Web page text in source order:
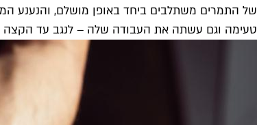
של התמרים משתלבים ביחד באופן מושלם, והנענע
טעימה וגם עשתה את העבודה שלה – לנגב עד